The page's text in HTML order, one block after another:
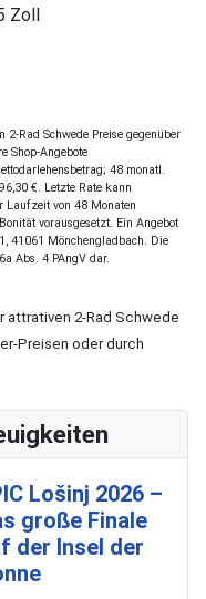
Zoll
Rad Schwede Preise gegenüber
Shop-Angebote
48 monatl.
€. Letzte Rate kann
Laufzeit von 48 Monaten
vorausgesetzt. Ein Angebot
41061 Mönchengladbach. Die
Abs. 4 PAngV dar.
attrativen 2-Rad Schwede
Preisen oder durch
Lošinj 2026 –
große Finale
der Insel der